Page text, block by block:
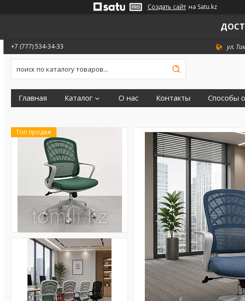
Создать сайт на Satu.kz
+7 (777) 534-34-33 ул.
Главная Каталог О нас Контакты Способы
Топ продаж